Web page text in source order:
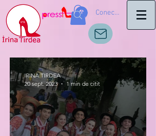
Conectează-te
IRINA TIRDEA
20 sept. 2023
1 min de citit